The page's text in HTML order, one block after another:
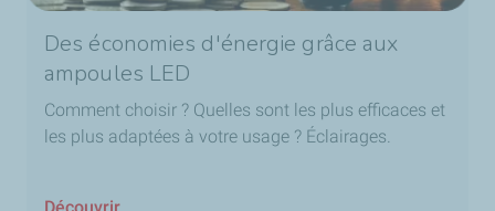
Des économies d'énergie grâce aux
ampoules LED
Comment choisir ? Quelles sont les plus efficaces et
les plus adaptées à votre usage ? Éclairages.